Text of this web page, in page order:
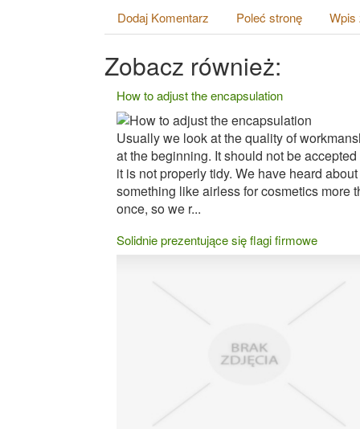
Dodaj Komentarz Poleć stronę Wpis
Zobacz również:
How to adjust the encapsulation
Usually we look at the quality of
at the beginning. It should not be accepted
it is not properly tidy. We have heard about
something like airless for cosmetics more
once, so we r...
Solidnie prezentujące się flagi firmowe